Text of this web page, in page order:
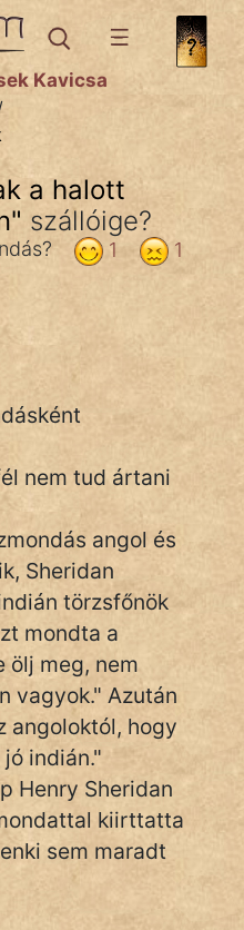
témák:
Kavicsa
a halott
" szállóige?
1
1
nem tud ártani
angol és
Sheridan
törzsfőnök
mondta a
ölj meg, nem
vagyok." Azután
angoloktól, hogy
indián."
Henry Sheridan
kiirttatta
sem maradt